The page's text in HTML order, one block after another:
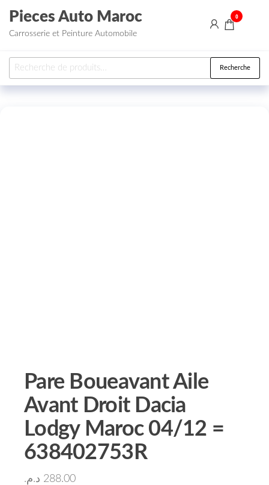
Aller au contenu
Pieces Auto Maroc
Carrosserie et Peinture Automobile
0
Recherche pour : Recherche
Pare Boueavant Aile
Avant Droit Dacia
Lodgy Maroc 04/12 =
638402753R
288.00 د.م.